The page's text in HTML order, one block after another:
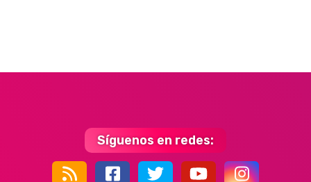
Síguenos en redes: